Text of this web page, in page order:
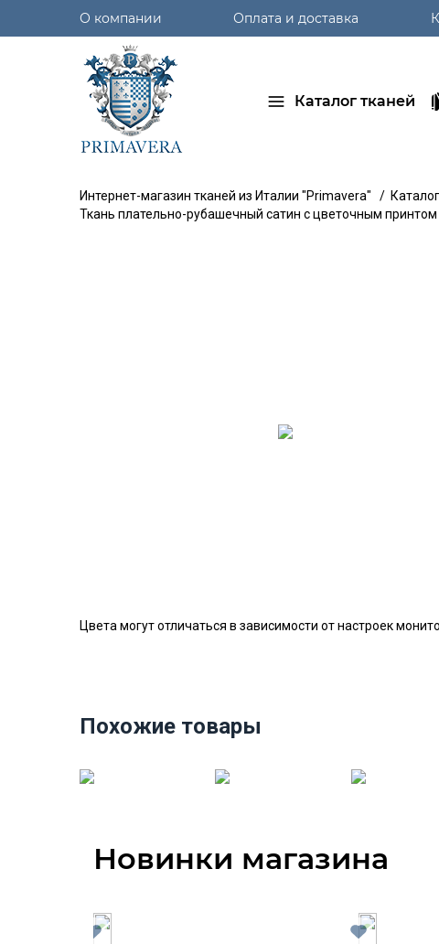
О компании Оплата и доставка
Каталог тканей
Интернет-магазин тканей из Италии "Primavera" /
Ткань плательно-рубашечный сатин с цветочным
Цвета могут отличаться в зависимости от настроек
Похожие товары
Новинки магазина